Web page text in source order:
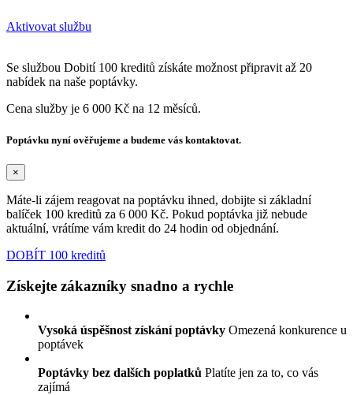
Aktivovat službu
Se službou Dobití 100 kreditů získáte možnost připravit až 20
nabídek na naše poptávky.
Cena služby je 6 000 Kč na 12 měsíců.
Poptávku nyní ověřujeme a budeme vás kontaktovat.
×
Máte-li zájem reagovat na poptávku ihned, dobijte si základní
balíček 100 kreditů za 6 000 Kč. Pokud poptávka již nebude
aktuální, vrátíme vám kredit do 24 hodin od objednání.
DOBÍT 100 kreditů
Získejte zákazníky snadno a rychle
Vysoká úspěšnost získání poptávky Omezená konkurence u
poptávek
Poptávky bez dalších poplatků Platíte jen za to, co vás
zajímá